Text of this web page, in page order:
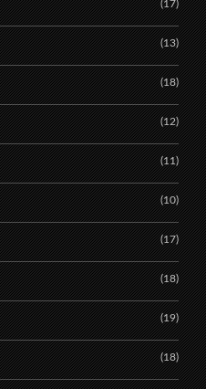
(17)
(13)
(18)
(12)
(11)
(10)
(17)
(18)
(19)
(18)